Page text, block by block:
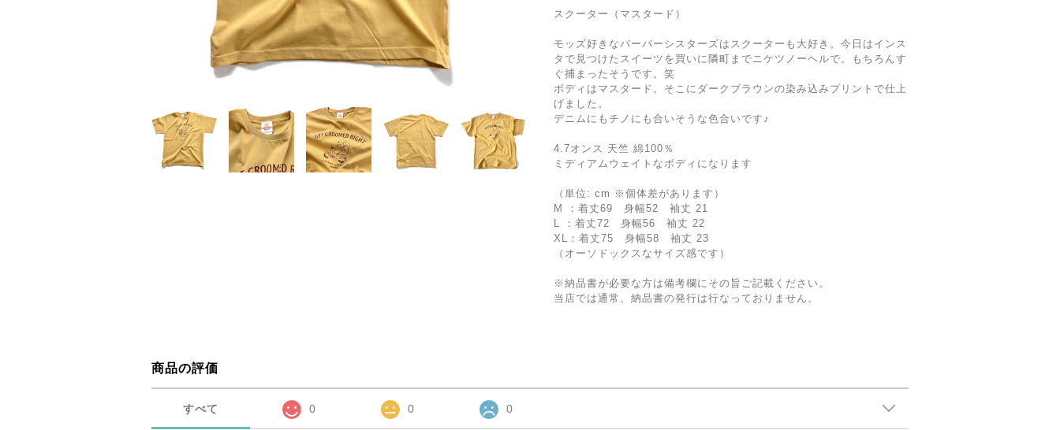
スクーター（マスタード）
モッズ好きなバーバーシスターズはスクーターも大好き。今日はインス
タで見つけたスイーツを買いに隣町までニケツノーヘルで。もちろんす
ぐ捕まったそうです。笑
ボディはマスタード。そこにダークブラウンの染み込みプリントで仕上
げました。
デニムにもチノにも合いそうな色合いです♪
4.7オンス 天竺 綿100％
ミディアムウェイトなボディになります
（単位: cm ※個体差があります）
M ：着丈69 身幅52 袖丈 21
L ：着丈72 身幅56 袖丈 22
XL：着丈75 身幅58 袖丈 23
（オーソドックスなサイズ感です）
※納品書が必要な方は備考欄にその旨ご記載ください。
当店では通常、納品書の発行は行なっておりません。
商品の評価
すべて 0 0 0